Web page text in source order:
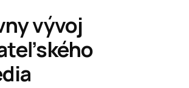
Prieskum trhu
Kontakt
vývoj